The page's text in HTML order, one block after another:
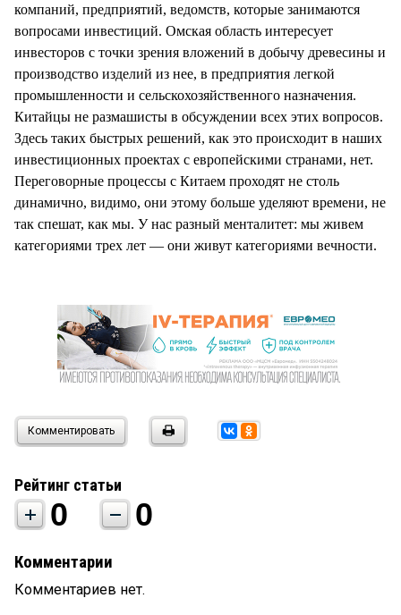
компаний, предприятий, ведомств, которые занимаются
вопросами инвестиций. Омская область интересует
инвесторов с точки зрения вложений в добычу древесины и
производство изделий из нее, в предприятия легкой
промышленности и сельскохозяйственного назначения.
Китайцы не размашисты в обсуждении всех этих вопросов.
Здесь таких быстрых решений, как это происходит в наших
инвестиционных проектах с европейскими странами, нет.
Переговорные процессы с Китаем проходят не столь
динамично, видимо, они этому больше уделяют времени, не
так спешат, как мы. У нас разный менталитет: мы живем
категориями трех лет — они живут категориями вечности.
Комментировать
Рейтинг статьи
0 0
Комментарии
Комментариев нет.